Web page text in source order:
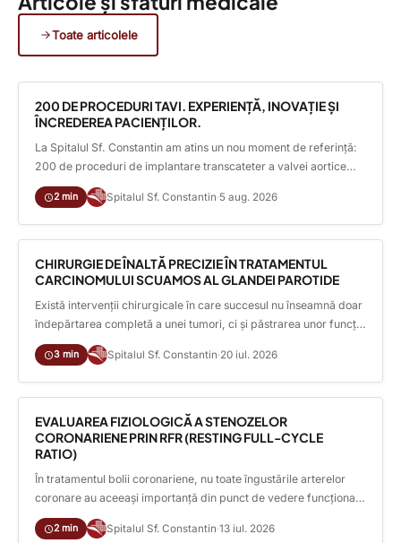
Toate articolele
200 DE PROCEDURI TAVI. EXPERIENȚĂ, INOVAȚIE ȘI
ÎNCREDEREA PACIENȚILOR.
La Spitalul Sf. Constantin am atins un nou moment de referință:
200 de proceduri de implantare transcateter a valvei aortice
(TAVI) realizate cu succes. Această bornă reflectă experiența
acumulată de echipa noastră multidisciplinară, dezvoltarea
continuă a Centrului de Boli Cardiovasculare Adulți și Copii și
angajamentul de a oferi pacienților acces la cele mai moderne
soluții [...]
2 min Spitalul Sf. Constantin·5 aug. 2026
CHIRURGIE DE ÎNALTĂ PRECIZIE ÎN TRATAMENTUL
CARCINOMULUI SCUAMOS AL GLANDEI PAROTIDE
Există intervenții chirurgicale în care succesul nu înseamnă doar
îndepărtarea completă a unei tumori, ci și păstrarea unor funcții
esențiale pentru viața de zi cu zi. Chirurgia tumorilor maligne ale
glandei parotide este una dintre acestea. Dincolo de controlul
oncologic, fiecare gest chirurgical urmărește protejarea
nervului facial – structura care permite mișcările feței,
expresivitatea și [...]
3 min Spitalul Sf. Constantin·20 iul. 2026
EVALUAREA FIZIOLOGICĂ A STENOZELOR
CORONARIENE PRIN RFR (RESTING FULL-CYCLE
RATIO)
În tratamentul bolii coronariene, nu toate îngustările arterelor
coronare au aceeași importanță din punct de vedere funcțional.
Deși coronarografia evidențiază gradul de îngustare al unui vas,
aceasta nu poate determina întotdeauna dacă leziunea
2 min Spitalul Sf. Constantin·13 iul. 2026